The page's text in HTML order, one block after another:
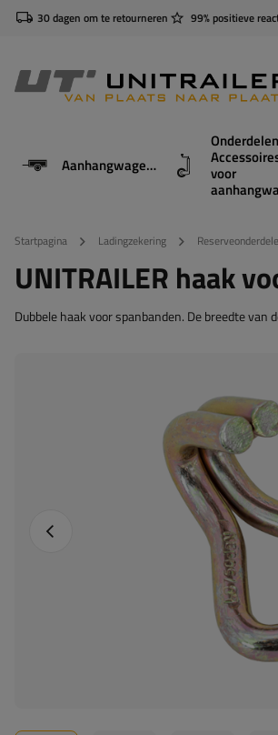
30 dagen om te retourneren 99% positieve
Aanhangwagens voor
Startpagina Ladingzekering
UNITRAILER haak
Dubbele haak voor spanbanden. De breedte van
Vorige foto